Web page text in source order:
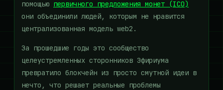
помощью первичного предложения монет (ICO)
они объединили людей, которым не нравится
централизованная модель web2.
За прошедшие годы это сообщество
целеустремленных сторонников Эфириума
превратило блокчейн из просто смутной идеи в
нечто, что решает реальные проблемы